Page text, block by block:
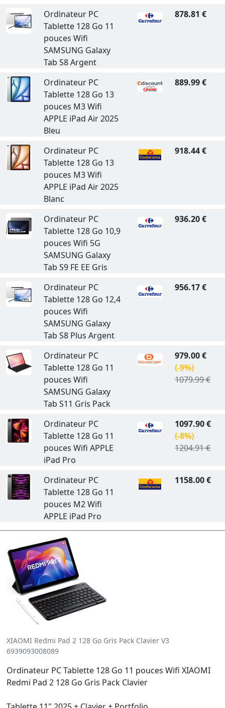
Ordinateur PC
Tablette 128 Go 11
pouces Wifi
SAMSUNG Galaxy
Tab S8 Argent
878.81 €
Ordinateur PC
Tablette 128 Go 13
pouces M3 Wifi
APPLE iPad Air 2025
Bleu
889.99 €
Ordinateur PC
Tablette 128 Go 13
pouces M3 Wifi
APPLE iPad Air 2025
Blanc
918.44 €
Ordinateur PC
Tablette 128 Go 10,9
pouces Wifi 5G
SAMSUNG Galaxy
Tab S9 FE EE Gris
936.20 €
Ordinateur PC
Tablette 128 Go 12,4
pouces Wifi
SAMSUNG Galaxy
Tab S8 Plus Argent
956.17 €
Ordinateur PC
Tablette 128 Go 11
pouces Wifi
SAMSUNG Galaxy
Tab S11 Gris Pack
979.00 €
(-9%)
1079.99 €
Ordinateur PC
Tablette 128 Go 11
pouces Wifi APPLE
iPad Pro
1097.90 €
(-8%)
1204.91 €
Ordinateur PC
Tablette 128 Go 11
pouces M2 Wifi
APPLE iPad Pro
1158.00 €
XIAOMI Redmi Pad 2 128 Go Gris Pack Clavier V3
6939093008089
Ordinateur PC Tablette 128 Go 11 pouces Wifi XIAOMI
Redmi Pad 2 128 Go Gris Pack Clavier